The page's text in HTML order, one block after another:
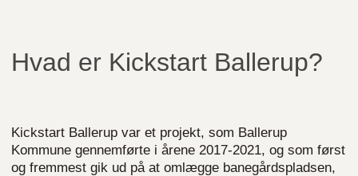
Hvad er Kickstart Ballerup?
Kickstart Ballerup var et projekt, som Ballerup
Kommune gennemførte i årene 2017-2021, og som først
og fremmest gik ud på at omlægge banegårdspladsen,